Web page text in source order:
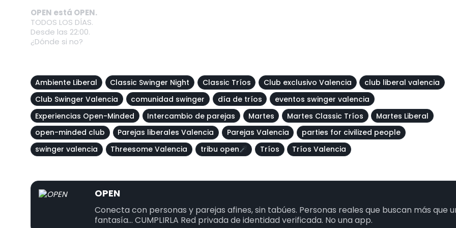
OPEN está OPEN.
TODOS LOS DÍAS.
Desde las 22:00.
¿Dónde si no?
Ambiente Liberal Classic Swinger Night Classic Tríos Club exclusivo Valencia
club liberal valencia
Club Swinger Valencia
comunidad swinger día de tríos
eventos swinger valencia
Experiencias Open-Minded
Intercambio de parejas Martes Martes Classic Tríos
Martes Liberal
open-minded club
Parejas liberales Valencia Parejas Valencia
parties for civilized people
swinger valencia
Threesome Valencia tribu open Tríos Tríos Valencia
OPEN
Conecta con personas y parejas afines, sin tabúes. Personas reales que buscan más que
fantasía... CUMPLIRLA Red privada de identidad verificada. No una app.